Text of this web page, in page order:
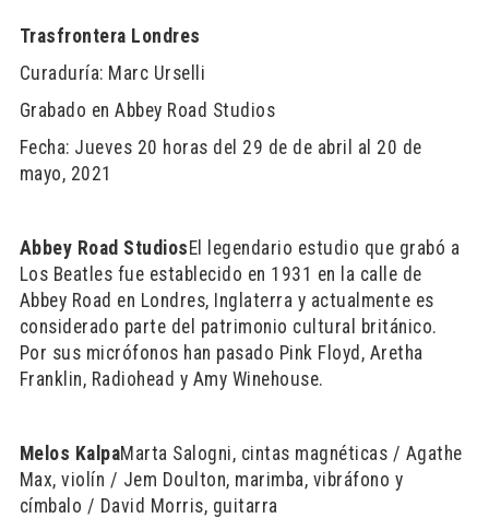
Trasfrontera Londres
Curaduría: Marc Urselli
Grabado en Abbey Road Studios
Fecha: Jueves 20 horas del 29 de de abril al 20 de
mayo, 2021
Abbey Road Studios El legendario estudio que grabó a
Los Beatles fue establecido en 1931 en la calle de
Abbey Road en Londres, Inglaterra y actualmente es
considerado parte del patrimonio cultural británico.
Por sus micrófonos han pasado Pink Floyd, Aretha
Franklin, Radiohead y Amy Winehouse.
Melos KalpaMarta Salogni, cintas magnéticas / Agathe
Max, violín / Jem Doulton, marimba, vibráfono y
címbalo / David Morris, guitarra